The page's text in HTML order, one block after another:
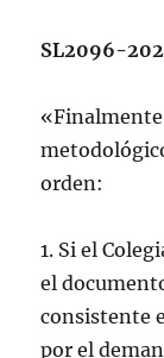
SL2096-
orden:
1. Si el
el
consistente
por el